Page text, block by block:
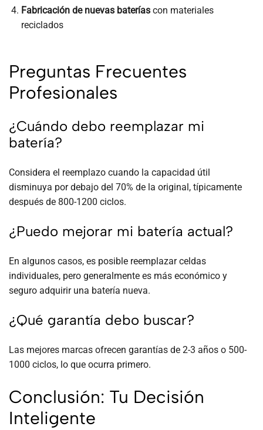
Fabricación de nuevas bateríascon materiales
reciclados
Preguntas Frecuentes
Profesionales
¿Cuándo debo reemplazar mi
batería?
Considera el reemplazo cuando la capacidad útil
disminuya por debajo del 70% de la original, típicamente
después de 800-1200 ciclos.
¿Puedo mejorar mi batería actual?
En algunos casos, es posible reemplazar celdas
individuales, pero generalmente es más económico y
seguro adquirir una batería nueva.
¿Qué garantía debo buscar?
Las mejores marcas ofrecen garantías de 2-3 años o 500-
1000 ciclos, lo que ocurra primero.
Conclusión: Tu Decisión
Inteligente